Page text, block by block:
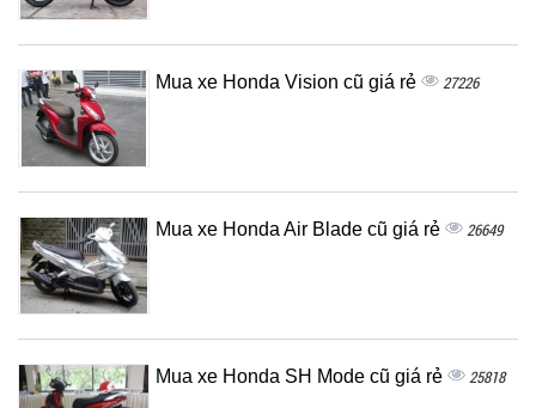
Mua xe Honda Vision cũ giá rẻ 27226
Mua xe Honda Air Blade cũ giá rẻ 26649
Mua xe Honda SH Mode cũ giá rẻ 25818